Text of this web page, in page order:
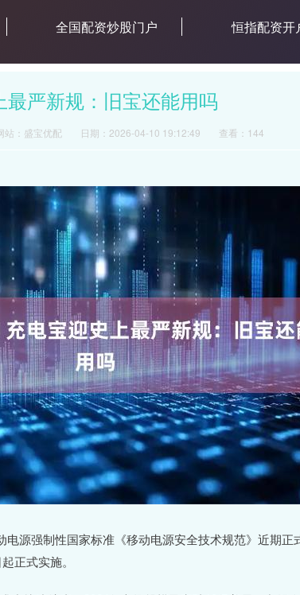
全国配资炒股门户 恒指配资开
严新规：旧宝还能用吗
站：盛宝优配 日期：2026-04-10 19:12:49 查看：144
源强制性国家标准《移动电源安全技术规范》近期正
正式实施。